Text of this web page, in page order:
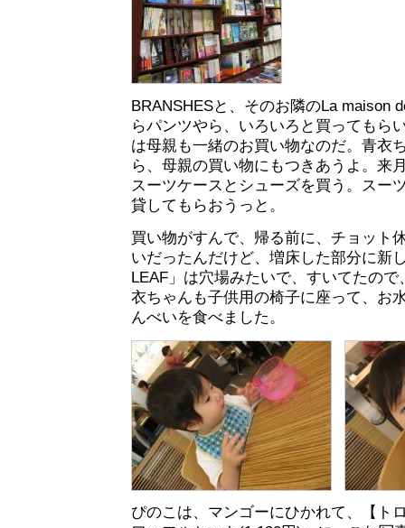
BRANSHESと、そのお隣のLa maison
らパンツやら、いろいろと買ってもら
は母親も一緒のお買い物なのだ。青衣
ら、母親の買い物にもつきあうよ。来
スーツケースとシューズを買う。スー
貸してもらおうっと。
買い物がすんで、帰る前に、チョット
いだったんだけど、増床した部分に新
LEAF」は穴場みたいで、すいてたの
衣ちゃんも子供用の椅子に座って、お
んべいを食べました。
ぴのこは、マンゴーにひかれて、【ト